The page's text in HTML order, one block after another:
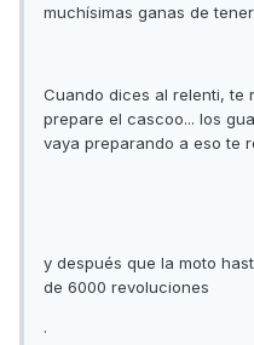
muchísimas ganas de
Cuando dices al relenti, te
prepare el cascoo... los
vaya preparando a eso te
y después que la moto
de 6000 revoluciones
.